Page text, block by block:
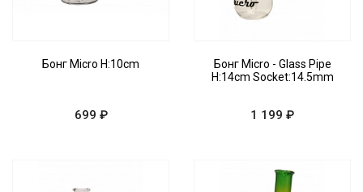
Бонг Micro H:10cm
699 ₽
Бонг Micro - Glass Pipe
H:14cm Socket:14.5mm
1 199 ₽